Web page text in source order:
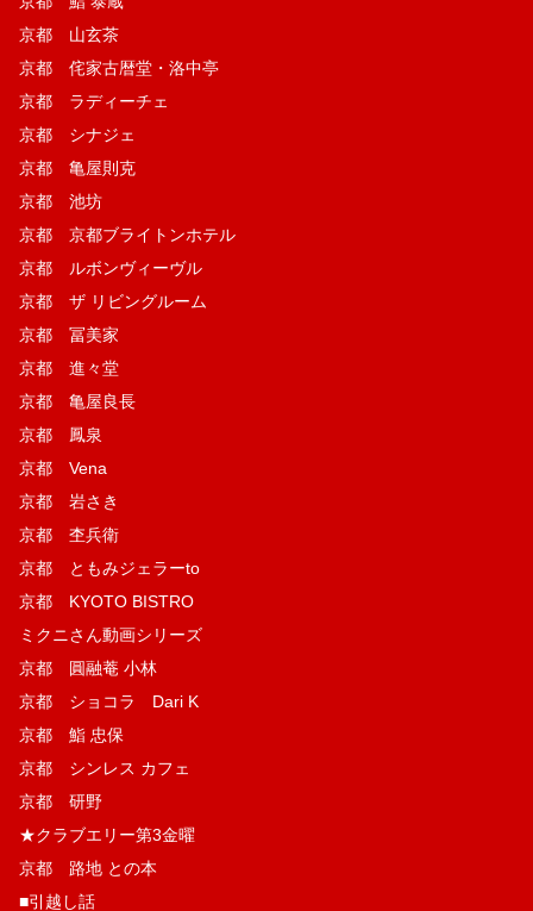
京都 山玄茶
京都 侘家古暦堂・洛中亭
京都 ラディーチェ
京都 シナジェ
京都 亀屋則克
京都 池坊
京都 京都ブライトンホテル
京都 ルボンヴィーヴル
京都 ザ リビングルーム
京都 冨美家
京都 進々堂
京都 亀屋良長
京都 鳳泉
京都 Vena
京都 岩さき
京都 杢兵衛
京都 ともみジェラーto
京都 KYOTO BISTRO
ミクニさん動画シリーズ
京都 圓融菴 小林
京都 ショコラ Dari K
京都 鮨 忠保
京都 シンレス カフェ
京都 研野
★クラブエリー第3金曜
京都 路地 との本
■引越し話